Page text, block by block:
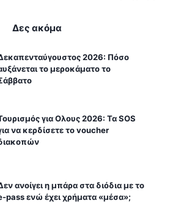
Δες ακόμα
2026: Πόσο
το μεροκάματο το
για Ολους 2026: Τα SOS
να κερδίσετε το voucher
ανοίγει η μπάρα στα διόδια με το
pass ενώ έχει χρήματα «μέσα»;